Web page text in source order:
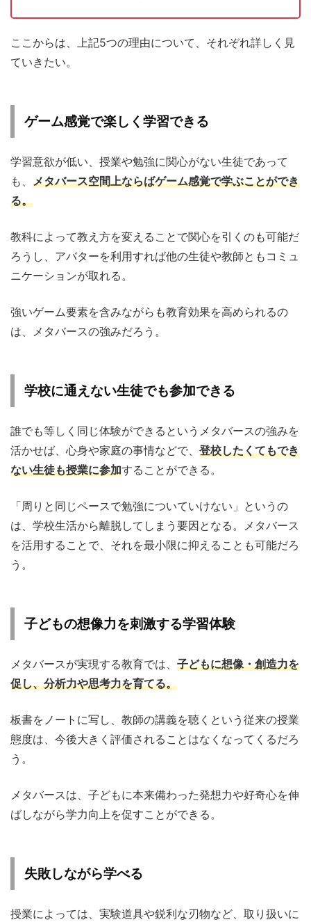
ここからは、上記5つの理由について、それぞれ詳しく見
ていきたい。
ゲーム感覚で楽しく学習できる
学習意欲が低い、授業や勉強に関心がない生徒であって
も、 メタバース空間上ならばゲーム感覚で学ぶことができ
る。
教科によって教え方を変えることで関心を引くのも可能だ
ろうし、アバターを利用すれば他の生徒や教師ともコミュ
ニケーションが取れる。
強いゲーム要素を含みながらも教育効果を高められるの
は、メタバースの強みだろう。
学校に通えない生徒でも参加できる
誰でも等しく同じ体験ができるというメタバースの強みを
活かせば、心身や家庭の事情などで、 登校したくてもでき
ない生徒も授業に参加することができる。
「周りと同じペースで勉強についていけない」というの
は、学校生活から離脱してしまう要因となる。メタバース
を活用することで、それを最小限に抑えることも可能だろ
う。
子どもの想像力を刺激する学習体験
メタバースが実現する教育では、 子どもに想像・創造力を
促し、分析力や思考力を育てる。
板書をノートに写し、教師の講義を聴くという従来の授業
態度は、今後大きく評価されることはなくなってくるだろ
う。
メタバースは、子どもに本来備わった発想力や好奇心を伸
ばしながら学力向上を促すことができる。
失敗しながら学べる
授業によっては、実験道具や鋭利な刃物など、取り扱いに